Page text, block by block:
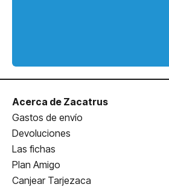
Acerca de Zacatrus
Gastos de envío
Devoluciones
Las fichas
Plan Amigo
Canjear Tarjezaca